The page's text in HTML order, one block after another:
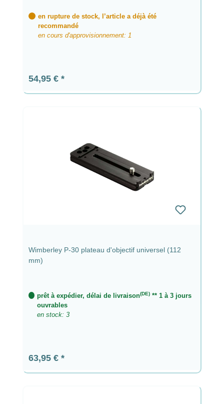
en rupture de stock, l’article a déjà été
recommandé
en cours d'approvisionnement: 1
Prix régulier :
54,95 €
Wimberley P-30 plateau d'objectif universel (112
mm)
prêt à expédier, délai de livraison(DE)** 1 à 3 jours
ouvrables
en stock: 3
Prix régulier :
63,95 €